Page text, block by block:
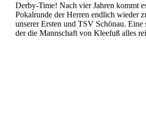
Derby-Time! Nach vier Jahren kommt
Pokalrunde der Herren endlich wieder
unserer Ersten und TSV Schönau. Eine
der die Mannschaft von Kleefuß alles